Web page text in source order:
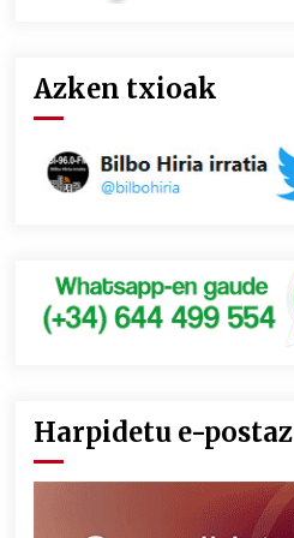
Azken txioak
Harpidetu e-postaz